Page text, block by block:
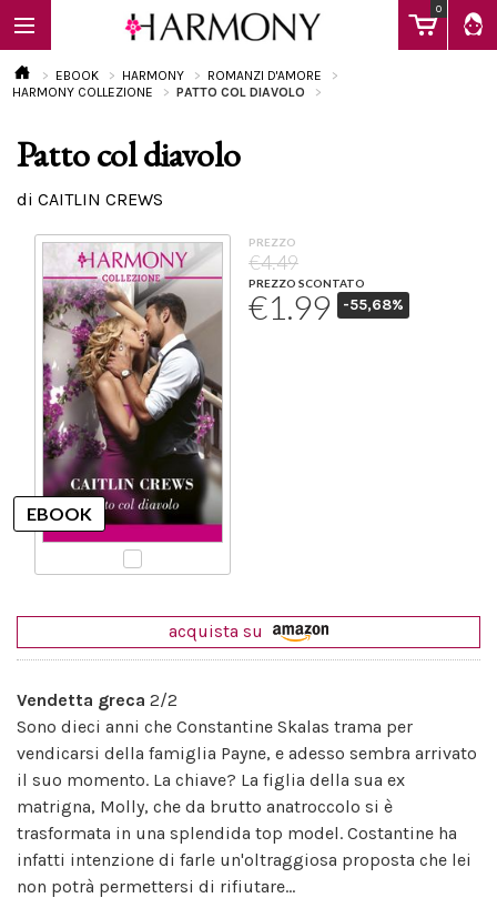
0
EBOOK
Calendario
EBOOK HARMONY
ROMANZI D'AMORE
HARMONY COLLEZIONE
PATTO COL DIAVOLO
Patto col diavolo
di CAITLIN CREWS
PREZZO
€4.49
PREZZO SCONTATO
€1.99 -55,68%
acquista su
Vendetta greca 2/2
Sono dieci anni che Constantine Skalas trama per
vendicarsi della famiglia Payne, e adesso sembra arrivato
il suo momento. La chiave? La figlia della sua ex
matrigna, Molly, che da brutto anatroccolo si è
trasformata in una splendida top model. Costantine ha
infatti intenzione di farle un'oltraggiosa proposta che lei
non potrà permettersi di rifiutare...